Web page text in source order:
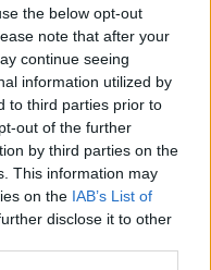
the below opt-out
note that after your
continue seeing
information utilized by
to third parties prior to
out of the further
by third parties on the
This information may
on the IAB’s List of
disclose it to other
10-én és a
12 évből
és az
a másik